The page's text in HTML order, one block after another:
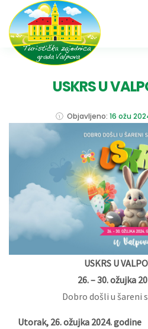
USKRS U
Objavljeno: 16 ožu
USKRS U
26. – 30. ožujka
Dobro došli u
Utorak, 26. ožujka 2024. godine